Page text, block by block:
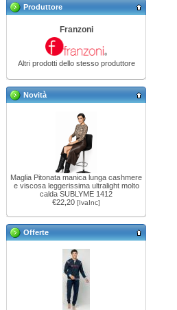
Produttore
Franzoni
Altri prodotti dello stesso produttore
Novità
Maglia Pitonata manica lunga cashmere
e viscosa leggerissima ultralight molto
calda SUBLYME 1412
€22,20 [IvaInc]
Offerte